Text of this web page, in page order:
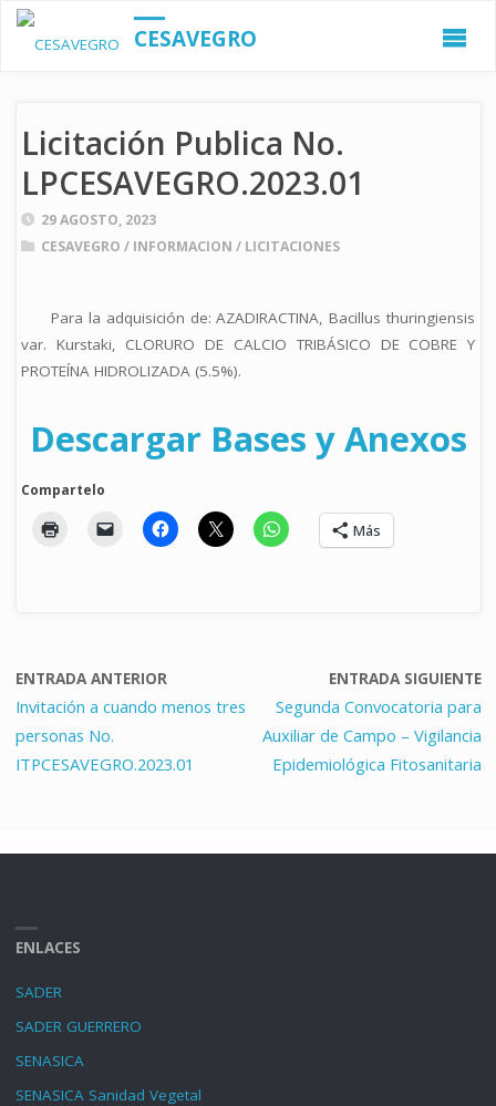
CESAVEGRO
Licitación Publica No.
LPCESAVEGRO.2023.01
29 AGOSTO, 2023
CESAVEGRO / INFORMACION / LICITACIONES
Para la adquisición de: AZADIRACTINA, Bacillus thuringiensis
var. Kurstaki, CLORURO DE CALCIO TRIBÁSICO DE COBRE Y
PROTEÍNA HIDROLIZADA (5.5%).
Descargar Bases y Anexos
Compartelo
Más
ENTRADA ANTERIOR
Invitación a cuando menos tres
personas No.
ITPCESAVEGRO.2023.01
ENTRADA SIGUIENTE
Segunda Convocatoria para
Auxiliar de Campo – Vigilancia
Epidemiológica Fitosanitaria
ENLACES
SADER
SADER GUERRERO
SENASICA
SENASICA Sanidad Vegetal